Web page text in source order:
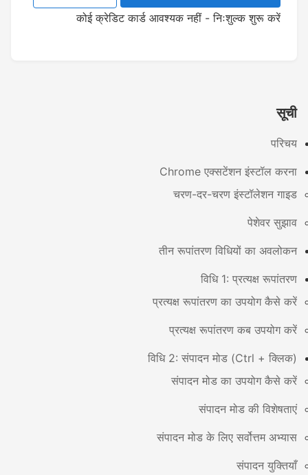
कोई क्रेडिट कार्ड आवश्यक नहीं - निःशुल्क शुरू करें
सूची
परिचय
Chrome एक्सटेंशन इंस्टॉल करना
चरण-दर-चरण इंस्टॉलेशन गाइड
पेशेवर सुझाव
तीन रूपांतरण विधियों का अवलोकन
विधि 1: प्रत्यक्ष रूपांतरण
प्रत्यक्ष रूपांतरण का उपयोग कैसे करें
प्रत्यक्ष रूपांतरण कब उपयोग करें
विधि 2: संपादन मोड (Ctrl + क्लिक)
संपादन मोड का उपयोग कैसे करें
संपादन मोड की विशेषताएं
संपादन मोड के लिए सर्वोत्तम अभ्यास
संपादन युक्तियाँ